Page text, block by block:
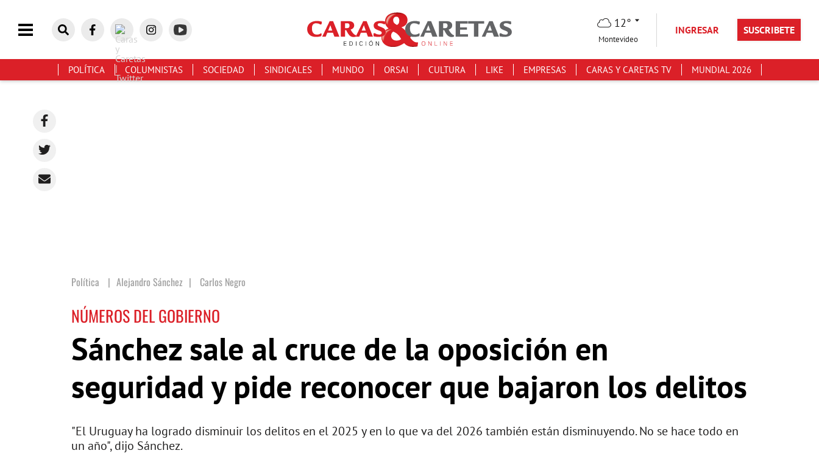
12°
Montevideo
INGRESAR SUSCRIBETE
POLÍTICA COLUMNISTAS SOCIEDAD SINDICALES MUNDO ORSAI CULTURA LIKE EMPRESAS CARAS Y CARETAS TV MUNDIAL 2026
Política Alejandro Sánchez | Carlos Negro
NÚMEROS DEL GOBIERNO
Sánchez sale al cruce de la oposición en
seguridad y pide reconocer que bajaron los delitos
"El Uruguay ha logrado disminuir los delitos en el 2025 y en lo que va del 2026 también están disminuyendo. No se hace todo en
un año", dijo Sánchez.